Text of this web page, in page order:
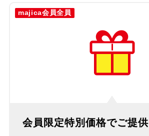
majica会員全員
会員限定特別価格でご提供